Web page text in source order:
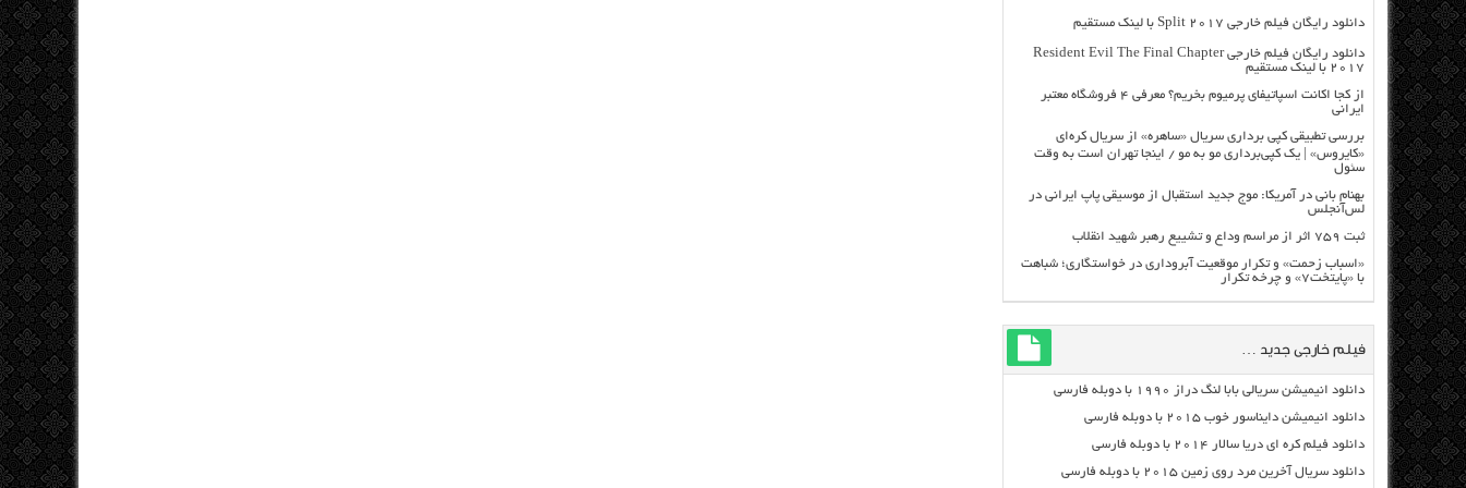
دانلود رایگان فیلم خارجی Split 2017 با لینک مستقیم
دانلود رایگان فیلم خارجی Resident Evil The Final Chapter
2017 با لینک مستقیم
از کجا اکانت اسپاتیفای پرمیوم بخریم؟ معرفی ۴ فروشگاه معتبر
ایرانی
بررسی تطبیقی کپی برداری سریال «ساهره» از سریال کره‌ای
«کایروس» | یک کپی‌برداری مو به مو / اینجا تهران است به وقت
سئول
بهنام بانی در آمریکا: موج جدید استقبال از موسیقی پاپ ایرانی در
لس‌آنجلس
ثبت ۷۵۹ اثر از مراسم وداع و تشییع رهبر شهید انقلاب
«اسباب زحمت» و تکرار موقعیت آبروداری در خواستگاری؛ شباهت
با «پایتخت۷» و چرخه تکرار
فیلم خارجی جدید …
دانلود انیمیشن سریالی بابا لنگ دراز ۱۹۹۰ با دوبله فارسی
دانلود انیمیشن دایناسور خوب ۲۰۱۵ با دوبله فارسی
دانلود فیلم کره ای دریا سالار ۲۰۱۴ با دوبله فارسی
دانلود سریال آخرین مرد روی زمین ۲۰۱۵ با دوبله فارسی